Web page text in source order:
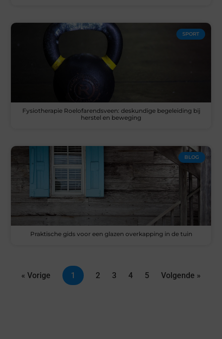
SPORT
Fysiotherapie Roelofarendsveen: deskundige begeleiding bij
herstel en beweging
BLOG
Praktische gids voor een glazen overkapping in de tuin
« Vorige 1 2 3 4 5 Volgende »